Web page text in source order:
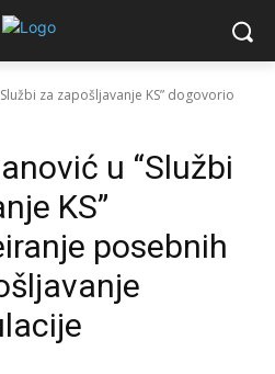
za zapošljavanje KS” dogovorio
u “Službi
KS”
posebnih